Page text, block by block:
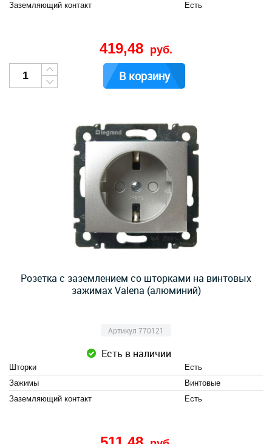
Заземляющий контакт
Есть
419,48 руб.
В корзину
Розетка с заземлением со шторками на винтовых
зажимах Valena (алюминий)
Артикул 770121
Есть в наличии
Шторки
Есть
Зажимы
Винтовые
Заземляющий контакт
Есть